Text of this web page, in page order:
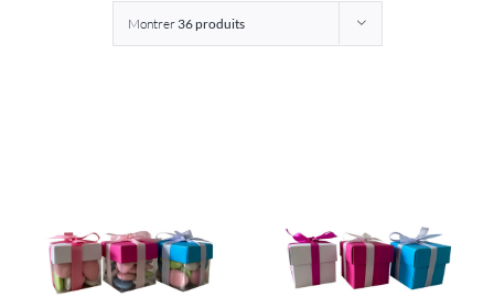
Montrer 36 produits